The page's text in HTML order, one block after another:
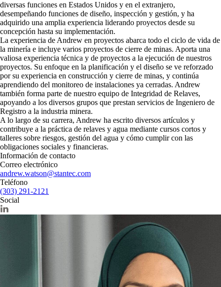
diversas funciones en Estados Unidos y en el extranjero,
desempeñando funciones de diseño, inspección y gestión, y ha
adquirido una amplia experiencia liderando proyectos desde su
concepción hasta su implementación.
La experiencia de Andrew en proyectos abarca todo el ciclo de vida de
la minería e incluye varios proyectos de cierre de minas. Aporta una
valiosa experiencia técnica y de proyectos a la ejecución de nuestros
proyectos. Su enfoque en la planificación y el diseño se ve reforzado
por su experiencia en construcción y cierre de minas, y continúa
aprendiendo del monitoreo de instalaciones ya cerradas. Andrew
también forma parte de nuestro equipo de Integridad de Relaves,
apoyando a los diversos grupos que prestan servicios de Ingeniero de
Registro a la industria minera.
A lo largo de su carrera, Andrew ha escrito diversos artículos y
contribuye a la práctica de relaves y agua mediante cursos cortos y
talleres sobre riesgos, gestión del agua y cómo cumplir con las
obligaciones sociales y financieras.
Información de contacto
Correo electrónico
andrew.watson@stantec.com
Teléfono
(303) 291-2121
Social